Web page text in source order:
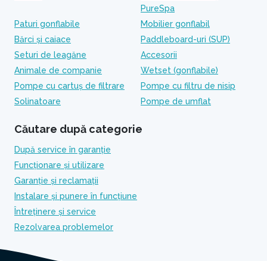
PureSpa
Paturi gonflabile
Mobilier gonflabil
Bărci și caiace
Paddleboard-uri (SUP)
Seturi de leagăne
Accesorii
Animale de companie
Wetset (gonflabile)
Pompe cu cartuș de filtrare
Pompe cu filtru de nisip
Solinatoare
Pompe de umflat
Căutare după categorie
După service în garanție
Funcționare și utilizare
Garanție și reclamații
Instalare și punere în funcțiune
Întreținere și service
Rezolvarea problemelor